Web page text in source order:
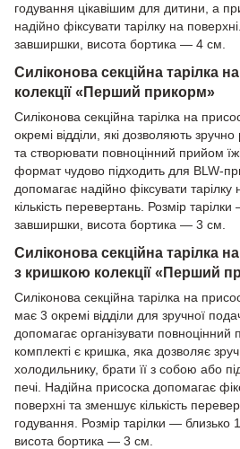
годування цікавішим для дитини, а
надійно фіксувати тарілку на
завширшки, висота бортика — 4 см.
Силіконова секційна тарілка
колекції «Перший прикорм»
Силіконова секційна тарілка на
окремі відділи, які дозволяють зручно
та створювати повноцінний прийом
формат чудово підходить для BLW-
допомагає надійно фіксувати
кількість перевертань. Розмір
завширшки, висота бортика — 3 см.
Силіконова секційна тарілка
з кришкою колекції «Перший
Силіконова секційна тарілка на
має 3 окремі відділи для зручної
допомагає організувати
комплекті є кришка, яка дозволяє
холодильнику, брати її з собою або
печі. Надійна присоска допомагає
поверхні та зменшує кількість
годування. Розмір тарілки — близько
висота бортика — 3 см.